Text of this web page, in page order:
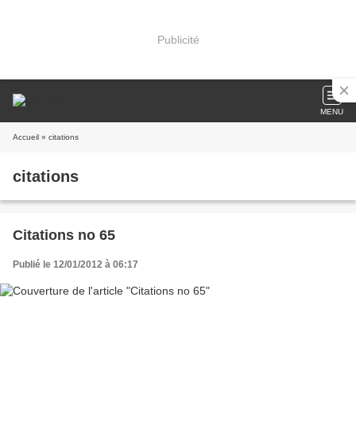
Publicité
MENU
Accueil » citations
citations
Citations no 65
Publié le 12/01/2012 à 06:17